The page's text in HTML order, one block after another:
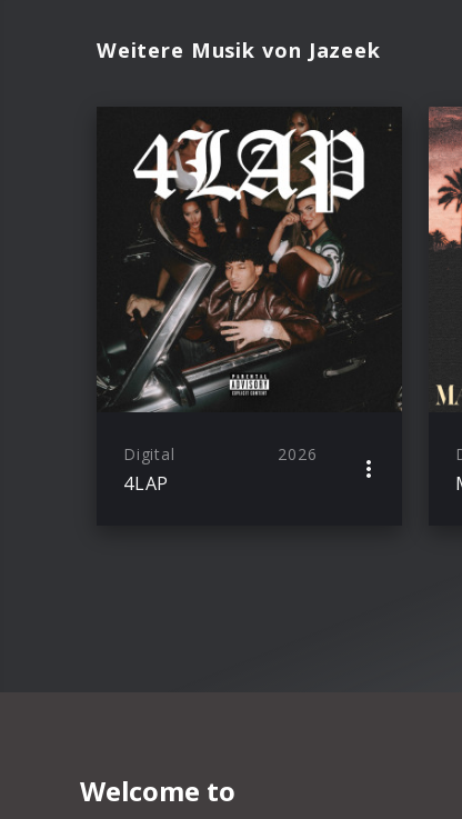
Weitere Musik von Jazeek
Digital 2026
4LAP